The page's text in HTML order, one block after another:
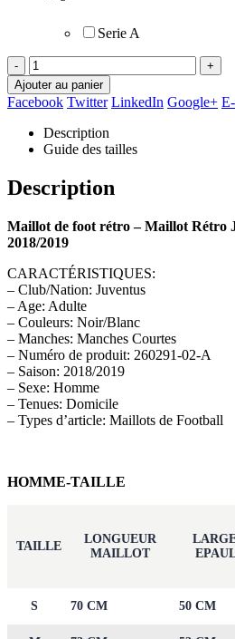
Serie A
-
+
Ajouter au panier
Facebook Twitter LinkedIn Google+
Description
Guide des tailles
Description
Maillot de foot rétro – Maillot Rétro
2018/2019
CARACTÉRISTIQUES:
– Club/Nation: Juventus
– Age: Adulte
– Couleurs: Noir/Blanc
– Manches: Manches Courtes
– Numéro de produit: 260291-02-A
– Saison: 2018/2019
– Sexe: Homme
– Tenues: Domicile
– Types d’article: Maillots de Football
HOMME-TAILLE
TAILLE
LONGUEUR
MAILLOT
S 70 CM 50 CM